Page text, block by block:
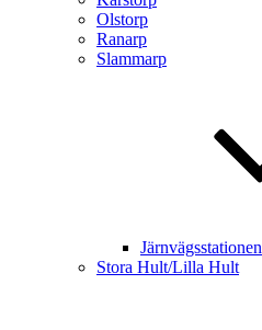
Olstorp
Ranarp
Slammarp
Järnvägsstationen
Stora Hult/Lilla Hult